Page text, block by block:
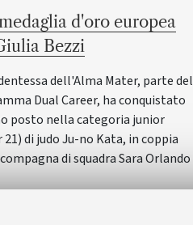
d'oro europea
Bezzi
dell'Alma Mater, parte del
Dual Career, ha conquistato
posto nella categoria junior
21) di judo Ju-no Kata, in coppia
di squadra Sara Orlando